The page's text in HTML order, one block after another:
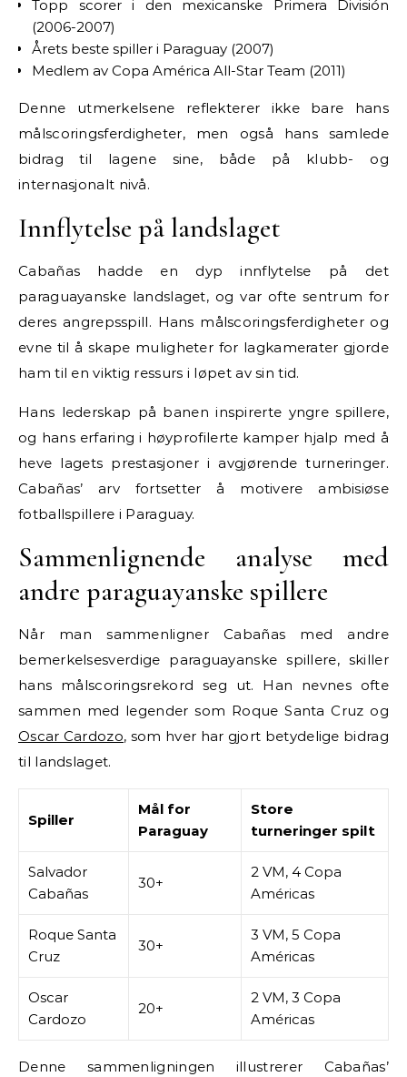
Topp scorer i den mexicanske Primera División
(2006-2007)
Årets beste spiller i Paraguay (2007)
Medlem av Copa América All-Star Team (2011)
Denne utmerkelsene reflekterer ikke bare hans
målscoringsferdigheter, men også hans samlede
bidrag til lagene sine, både på klubb- og
internasjonalt nivå.
Innflytelse på landslaget
Cabañas hadde en dyp innflytelse på det
paraguayanske landslaget, og var ofte sentrum for
deres angrepsspill. Hans målscoringsferdigheter og
evne til å skape muligheter for lagkamerater gjorde
ham til en viktig ressurs i løpet av sin tid.
Hans lederskap på banen inspirerte yngre spillere,
og hans erfaring i høyprofilerte kamper hjalp med å
heve lagets prestasjoner i avgjørende turneringer.
Cabañas’ arv fortsetter å motivere ambisiøse
fotballspillere i Paraguay.
Sammenlignende analyse med
andre paraguayanske spillere
Når man sammenligner Cabañas med andre
bemerkelsesverdige paraguayanske spillere, skiller
hans målscoringsrekord seg ut. Han nevnes ofte
sammen med legender som Roque Santa Cruz og
Oscar Cardozo, som hver har gjort betydelige bidrag
til landslaget.
Spiller
Mål for
Paraguay
Store
turneringer spilt
Salvador
Cabañas
30+
2 VM, 4 Copa
Américas
Roque Santa
Cruz
30+
3 VM, 5 Copa
Américas
Oscar
Cardozo
20+
2 VM, 3 Copa
Américas
Denne sammenligningen illustrerer Cabañas’